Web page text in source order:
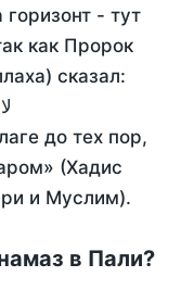
- тут
как Пророк
сказал:
до тех пор,
(Хадис
и Муслим).
в Пали?